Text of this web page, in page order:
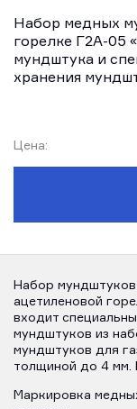
Набор медных
горелке Г2А-05
мундштука и
хранения
Цена:
Набор
ацетиленовой
входит
мундштуков из
мундштуков для
толщиной до 4 мм.
Маркировка